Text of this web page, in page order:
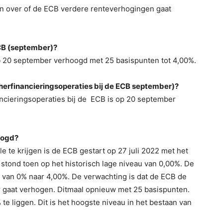
over of de ECB verdere renteverhogingen gaat
(september)?
september verhoogd met 25 basispunten tot 4,00%.
bij de ECB september)?
bij de ECB is op 20 september
te krijgen is de ECB gestart op 27 juli 2022 met het
toen op het historisch lage niveau van 0,00%. De
0% naar 4,00%. De verwachting is dat de ECB de
verhogen. Ditmaal opnieuw met 25 basispunten.
liggen. Dit is het hoogste niveau in het bestaan van